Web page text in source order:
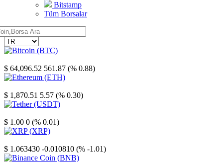
Bitstamp
Tüm Borsalar
$ 64,096.52 561.87 (% 0.88)
$ 1,870.51 5.57 (% 0.30)
$ 1.00 0 (% 0.01)
$ 1.063430 -0.010810 (% -1.01)